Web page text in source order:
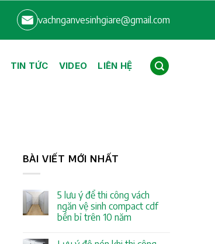
vachnganvesinhgiare@gmail.com
TIN TỨC VIDEO LIÊN HỆ
BÀI VIẾT MỚI NHẤT
5 lưu ý để thi công vách
ngăn vệ sinh compact cdf
bền bỉ trên 10 năm